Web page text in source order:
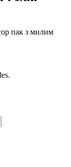
пак з милим